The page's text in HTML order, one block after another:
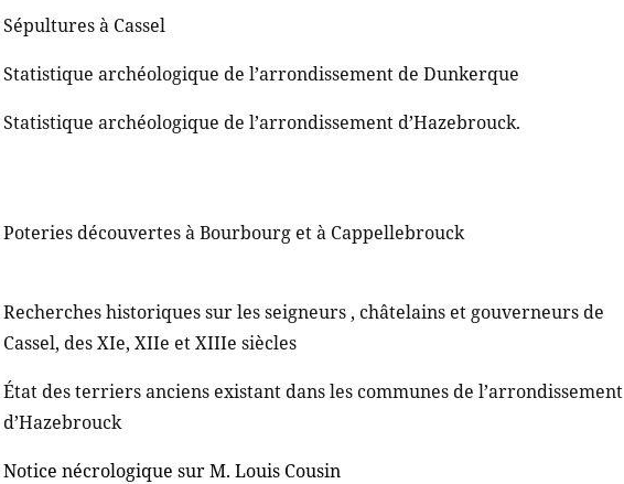
Sépultures à Cassel
Statistique archéologique de l’arrondissement de Dunkerque
Statistique archéologique de l’arrondissement d’Hazebrouck.
Poteries découvertes à Bourbourg et à Cappellebrouck
Recherches historiques sur les seigneurs , châtelains et gouverneurs de
Cassel, des XIe, XIIe et XIIIe siècles
État des terriers anciens existant dans les communes de l’arrondissement
d’Hazebrouck
Notice nécrologique sur M. Louis Cousin